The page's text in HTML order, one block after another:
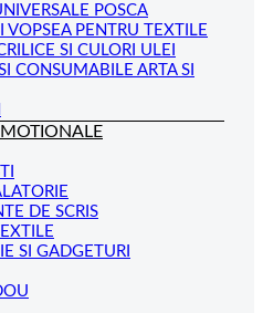
POSCA
VOPSEA PENTRU TEXTILE
SI CULORI ULEI
CONSUMABILE ARTA SI
DE SCRIS
SI GADGETURI